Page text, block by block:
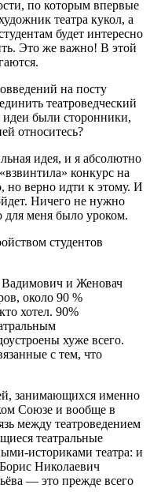
по которым впервые
театра кукол, а
будет интересно
Это же важно! В этой
на посту
театроведческий
были сторонники,
относитесь?
идея, и я абсолютно
конкурс на
но верно идти к этому. И
Ничего не нужно
для меня было уроком.
студентов
и Женовач
около 90 %
хотел. 90%
хуже всего.
с тем, что
занимающихся именно
Союзе и вообще в
между театроведением
театральные
историками театра: и
Николаевич
— это прежде всего